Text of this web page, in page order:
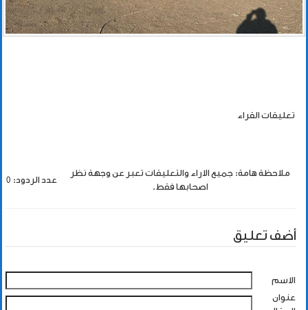
تعليقات القراء
ملاحظة هامة: جميع الاراء والتعليقات تعبر عن وجهة نظر
اصحابها فقط.
عدد الردود: 0
أضف تعليق
الاسم
عنوان